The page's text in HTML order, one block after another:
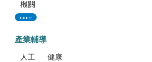
機關誌
more
產業輔導
人工培植拖鞋蘭 健康種苗驗證